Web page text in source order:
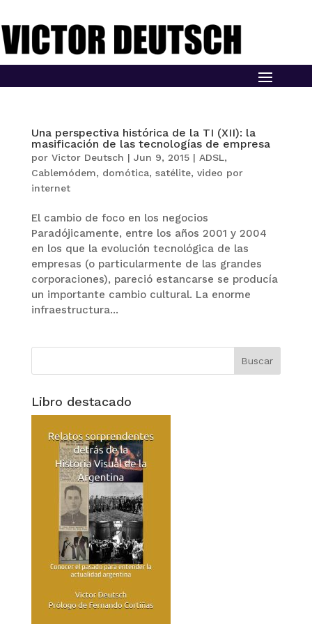
Una perspectiva histórica de la TI (XII): la
masificación de las tecnologías de empresa
por Victor Deutsch | Jun 9, 2015| ADSL,
Cablemódem, domótica, satélite, video por
internet
El cambio de foco en los negocios
Paradójicamente, entre los años 2001 y 2004
en los que la evolución tecnológica de las
empresas (o particularmente de las grandes
corporaciones), pareció estancarse se producía
un importante cambio cultural. La enorme
infraestructura...
Libro destacado